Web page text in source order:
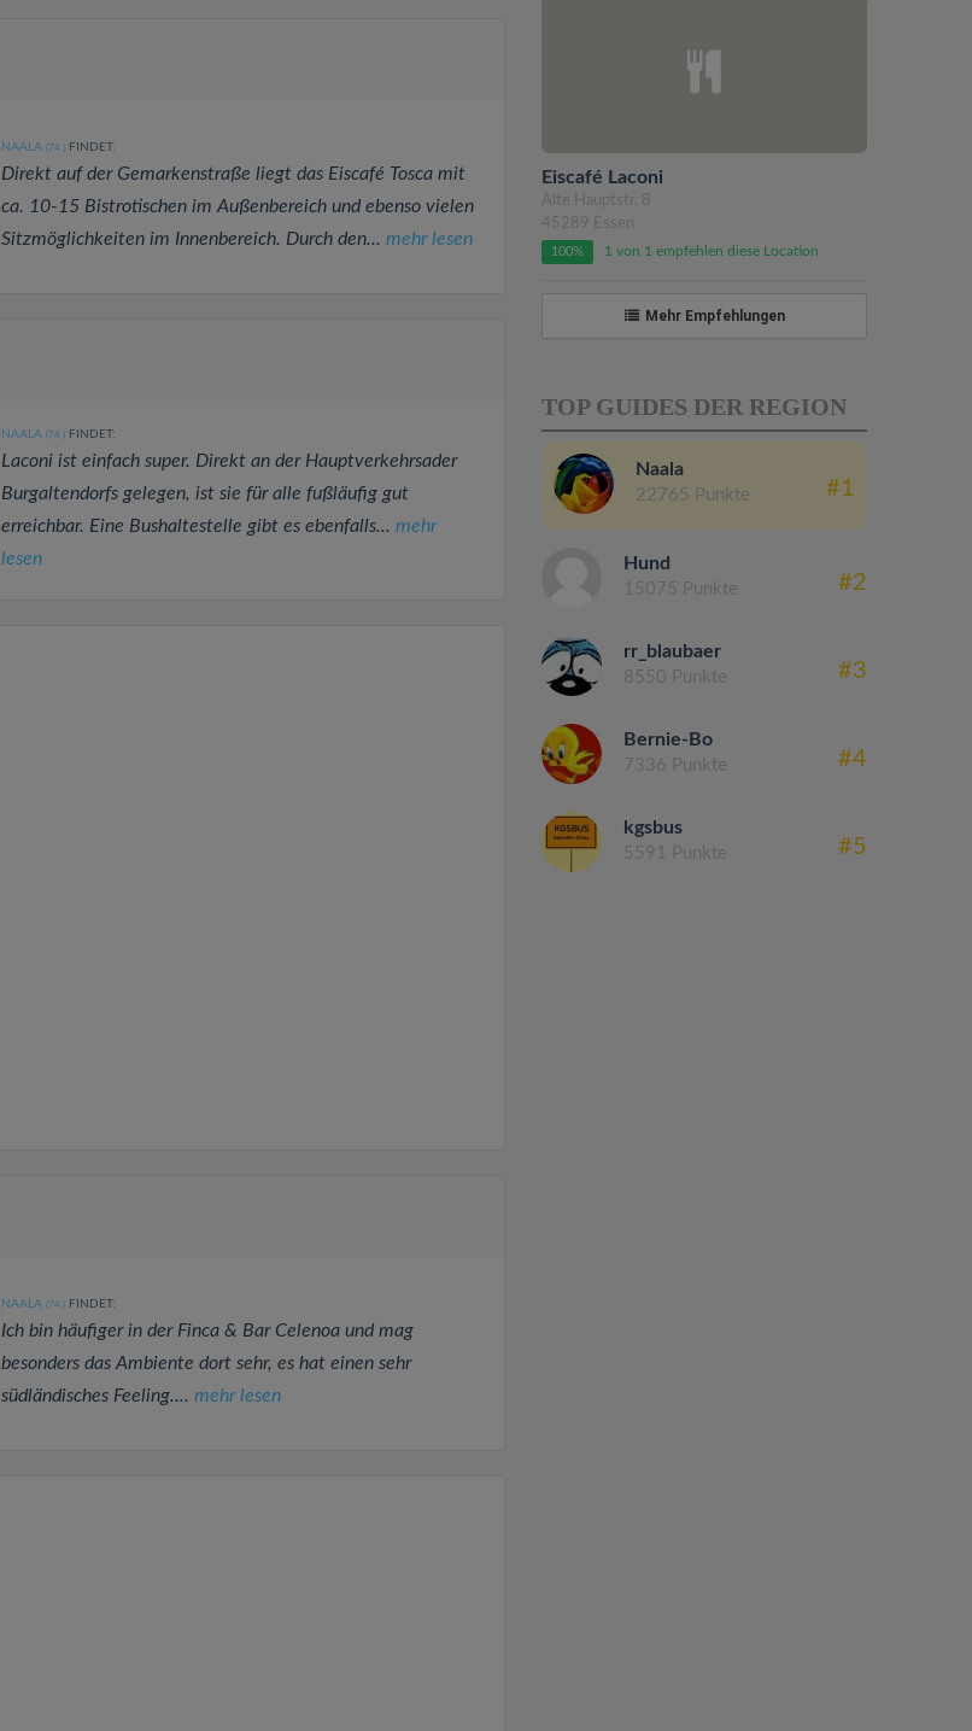
NAALA (74 )FINDET:
Direkt auf der Gemarkenstraße liegt das Eiscafé Tosca mit
ca. 10-15 Bistrotischen im Außenbereich und ebenso vielen
Sitzmöglichkeiten im Innenbereich. Durch den... mehr lesen
NAALA (74 )FINDET:
Laconi ist einfach super. Direkt an der Hauptverkehrsader
Burgaltendorfs gelegen, ist sie für alle fußläufig gut
erreichbar. Eine Bushaltestelle gibt es ebenfalls... mehr
lesen
NAALA (74 )FINDET:
Ich bin häufiger in der Finca & Bar Celenoa und mag
besonders das Ambiente dort sehr, es hat einen sehr
südländisches Feeling.... mehr lesen
Eiscafé Laconi
Alte Hauptstr. 8
45289 Essen
100% 1 von 1 empfehlen diese Location
Mehr Empfehlungen
TOP GUIDES DER REGION
Naala
22765 Punkte #1
Hund
15075 Punkte #2
rr_blaubaer
8550 Punkte #3
Bernie-Bo
7336 Punkte #4
kgsbus
5591 Punkte #5